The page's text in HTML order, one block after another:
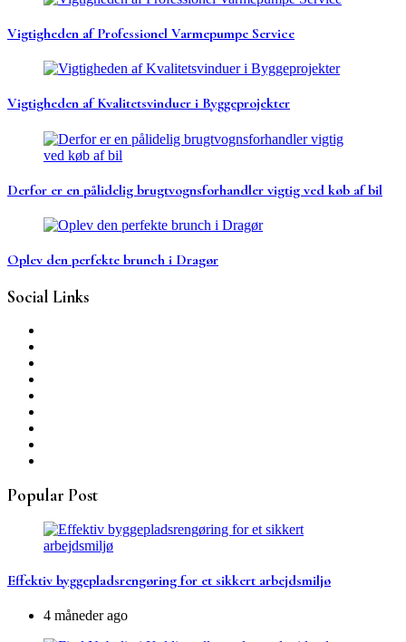
Vigtigheden af Professionel Varmepumpe Service
Vigtigheden af Kvalitetsvinduer i Byggeprojekter
Derfor er en pålidelig brugtvognsforhandler vigtig ved køb af bil
Oplev den perfekte brunch i Dragør
Social Links
Popular Post
Effektiv byggepladsrengøring for et sikkert arbejdsmiljø
4 måneder ago